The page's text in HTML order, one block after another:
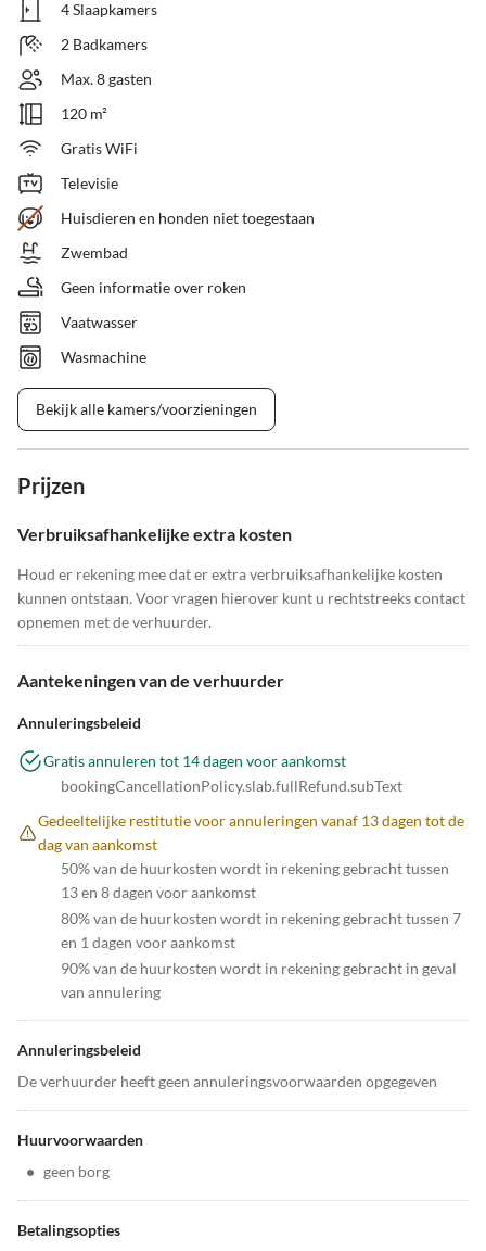
4 Slaapkamers
2 Badkamers
Max. 8 gasten
120 m²
Gratis WiFi
Televisie
Huisdieren en honden niet toegestaan
Zwembad
Geen informatie over roken
Vaatwasser
Wasmachine
Bekijk alle kamers/voorzieningen
Prijzen
Verbruiksafhankelijke extra kosten
Houd er rekening mee dat er extra verbruiksafhankelijke kosten
kunnen ontstaan. Voor vragen hierover kunt u rechtstreeks contact
opnemen met de verhuurder.
Aantekeningen van de verhuurder
Annuleringsbeleid
Gratis annuleren tot 14 dagen voor aankomst
bookingCancellationPolicy.slab.fullRefund.subText
Gedeeltelijke restitutie voor annuleringen vanaf 13 dagen tot de
dag van aankomst
50% van de huurkosten wordt in rekening gebracht tussen
13 en 8 dagen voor aankomst
80% van de huurkosten wordt in rekening gebracht tussen 7
en 1 dagen voor aankomst
90% van de huurkosten wordt in rekening gebracht in geval
van annulering
Annuleringsbeleid
De verhuurder heeft geen annuleringsvoorwaarden opgegeven
Huurvoorwaarden
• geen borg
Betalingsopties